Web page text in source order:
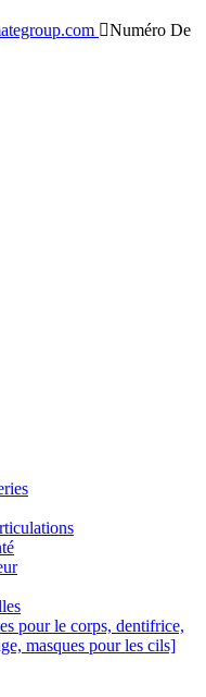
Numéro De
pour le corps, dentifrice,
masques pour les cils]